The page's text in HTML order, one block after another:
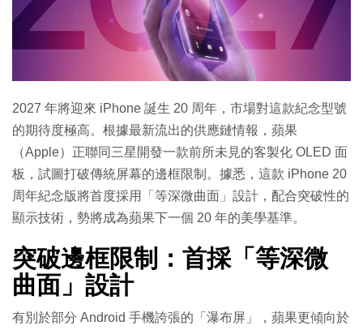
特集
2027 年將迎來 iPhone 誕生 20 周年，市場對這款紀念型號
的期待度極高。根據最新流出的供應鏈情報，蘋果
（Apple）正聯同三星開發一款前所未見的客製化 OLED 面
板，試圖打破傳統屏幕的邊框限制。據悉，這款 iPhone 20
周年紀念版將首度採用「等深微曲面」設計，配合突破性的
顯示技術，勢將成為蘋果下一個 20 年的美學基準。
突破邊框限制：首採「等深微
曲面」設計
有別於部分 Android 手機誇張的「瀑布屏」，蘋果更傾向於